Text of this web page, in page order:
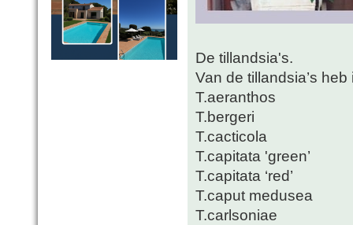
De tillandsia's.
Van de tillandsia’s heb
T.aeranthos
T.bergeri
T.cacticola
T.capitata 'green’
T.capitata ‘red’
T.caput medusea
T.carlsoniae